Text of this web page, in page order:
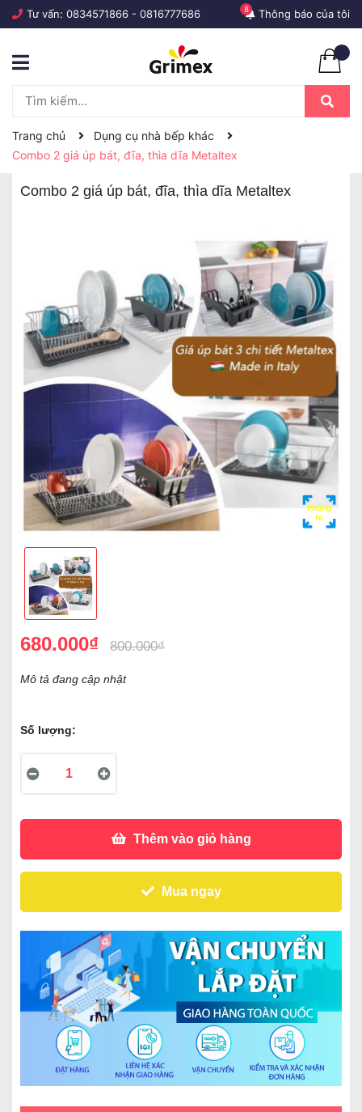
Tư vấn: 0834571866 - 0816777686 Thông báo của tôi
8
Trang chủ
Dụng cụ nhà bếp khác
Combo 2 giá úp bát, đĩa, thìa dĩa Metaltex
Combo 2 giá úp bát, đĩa, thìa dĩa Metaltex
Phóng
to
680.000₫ 800.000₫
Mô tả đang cập nhật
Số lượng:
Thêm vào giỏ hàng
Mua ngay